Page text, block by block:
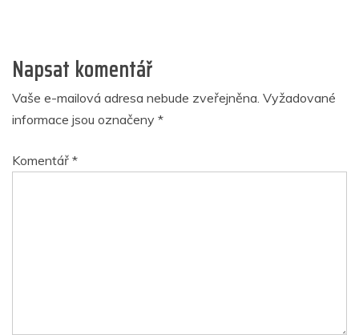
Napsat komentář
Vaše e-mailová adresa nebude zveřejněna. Vyžadované
informace jsou označeny *
Komentář *